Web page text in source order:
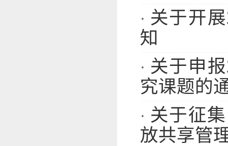
· 关于开
知
· 关于申
究课题的
· 关于征
放共享管